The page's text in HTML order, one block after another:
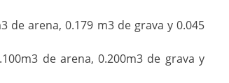
de arena, 0.179 m3 de grava y 0.045
de arena, 0.200m3 de grava y